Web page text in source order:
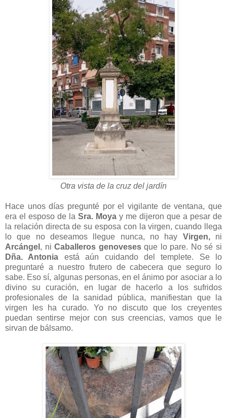
Otra vista de la cruz del jardín
Hace unos días pregunté por el vigilante de ventana, que
era el esposo de la Sra. Moya y me dijeron que a pesar de
la relación directa de su esposa con la virgen, cuando llega
lo que no deseamos llegue nunca, no hay Virgen,ni
Arcángel , niCaballeros genovesesque lo pare. No sé si
Dña. Antonia está aún cuidando del templete. Se lo
preguntaré a nuestro frutero de cabecera que seguro lo
sabe. Eso sí, algunas personas, en el ánimo por asociar a lo
divino su curación, en lugar de hacerlo a los sufridos
profesionales de la sanidad pública, manifiestan que la
virgen les ha curado. Yo no discuto que los creyentes
puedan sentirse mejor con sus creencias, vamos que le
sirvan de bálsamo.